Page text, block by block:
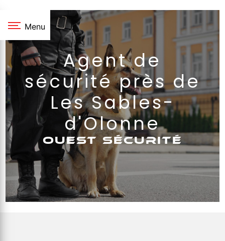
Menu
Agent de
sécurité près de
Les Sables-
d'Olonne
OUEST SÉCURITÉ